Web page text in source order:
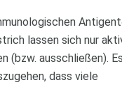
lassen sich nur
(bzw. ausschließen).
dass viele